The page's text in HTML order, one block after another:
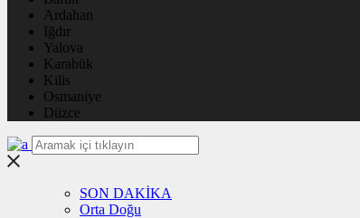
Ardahan
Iğdır
Yalova
Karabük
Kilis
Osmaniye
Düzce
SON DAKİKA
Orta Doğu